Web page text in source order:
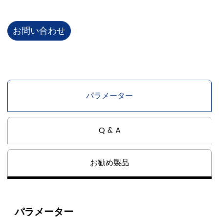
お問い合わせ
パラメーター
Q & A
お勧め製品
パラメーター